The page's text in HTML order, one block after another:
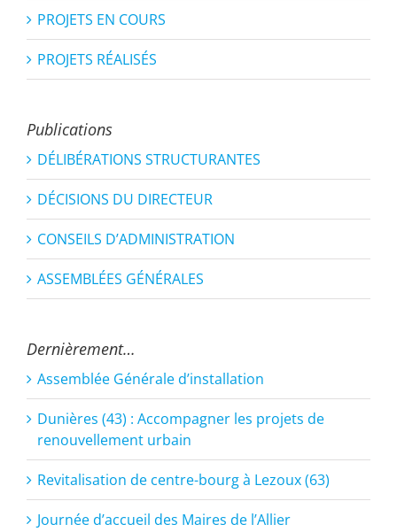
PROJETS EN COURS
PROJETS RÉALISÉS
Publications
DÉLIBÉRATIONS STRUCTURANTES
DÉCISIONS DU DIRECTEUR
CONSEILS D’ADMINISTRATION
ASSEMBLÉES GÉNÉRALES
Dernièrement…
Assemblée Générale d’installation
Dunières (43) : Accompagner les projets de
renouvellement urbain
Revitalisation de centre-bourg à Lezoux (63)
Journée d’accueil des Maires de l’Allier